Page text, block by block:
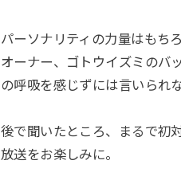
パーソナリティの力量はもち
オーナー、ゴトウイズミのバ
の呼吸を感じずには言いられな
後で聞いたところ、まるで初
放送をお楽しみに。